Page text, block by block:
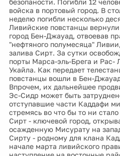
безопаности. Погибли 12
войска в портовый город. В
неделю погибли несколько
Ливийские повстанцы
город Бен-Джауад, отвоевав
"нефтяного полумесяца"
залива Сирт. За сутки
порты Марса-эль-Брега и Рас-
Укайла. Как передает
повстанцы вошли в Бен-
Впрочем, их дальнейшее
Эс-Сидр может быть
отступавшие части Каддафи
стремясь во что бы то ни
Сирт - ключевой город,
осажденную Мисурату на
Сирту - родному для клана
начале марта ливийского